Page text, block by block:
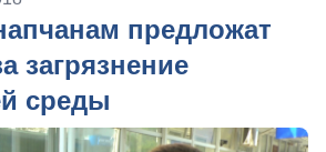
предложат
загрязнение
среды